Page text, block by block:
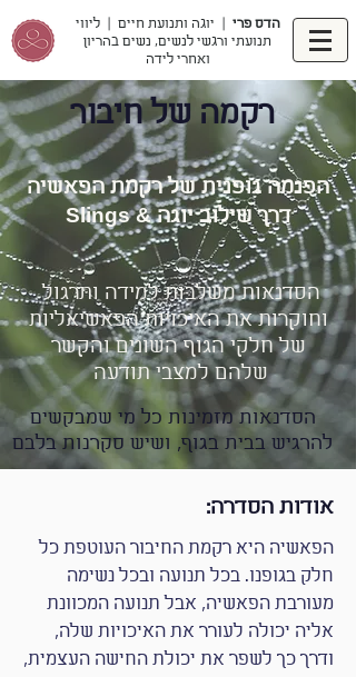
הדס פרי | יוגה ותנועת חיים | ליווי
תנועתי ורגשי לנשים, נשים בהריון
ואחרי לידה
רקמה של חיבור
הפנמה גופנית של רקמת הפאשיה
דרך שילוב יוגה & Slings
הסדנאות משלבות למידה ותרגול
וחוקרות את האיכויות הפאשיאליות
של חלקי הגוף השונים והקשר
שלהם למצבי תודעה
הסדנאות מזמינות כל מי שמבקשים
להרגיש בבית בגוף, ושיש סקרנות בלבם
אודות הסדרה:
הפאשיה היא רקמת החיבור העוטפת כל
חלק בגופנו. בכל תנועה ובכל נשימה
מעורבת הפאשיה, אבל תנועה המכוונת
אליה יכולה לעורר את האיכויות שלה,
ודרך כך לשפר את יכולת החישה העצמית,